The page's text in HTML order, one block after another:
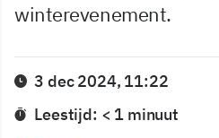
winterevenement.
3 dec 2024, 11:22
Leestijd: < 1 minuut